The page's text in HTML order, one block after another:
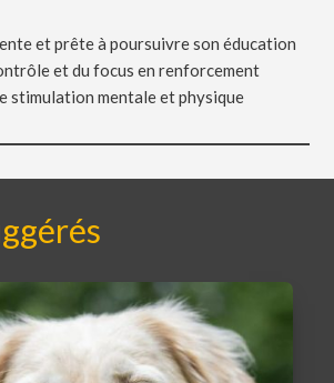
et prête à poursuivre son éducation
et du focus en renforcement
stimulation mentale et physique